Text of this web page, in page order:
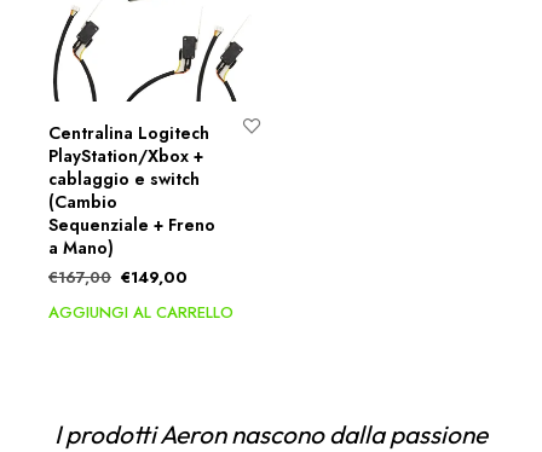
Centralina Logitech
PlayStation/Xbox +
cablaggio e switch
(Cambio
Sequenziale + Freno
a Mano)
€167,00 €149,00
AGGIUNGI AL CARRELLO
I prodotti Aeron nascono dalla passione